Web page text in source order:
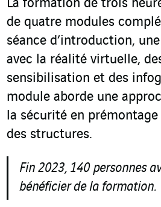
La formation de trois
de quatre modules
séance d’introduction,
avec la réalité virtuelle,
sensibilisation et des
module aborde une
la sécurité en
des structures.
Fin 2023, 140 personnes
bénéficier de la formation.